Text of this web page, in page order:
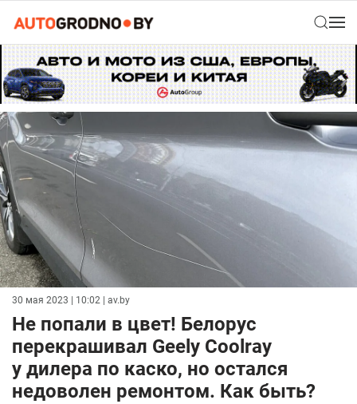
30 мая 2023 | 10:02 | av.by
Не попали в цвет! Белорус
перекрашивал Geely Coolray
у дилера по каско, но остался
недоволен ремонтом. Как быть?